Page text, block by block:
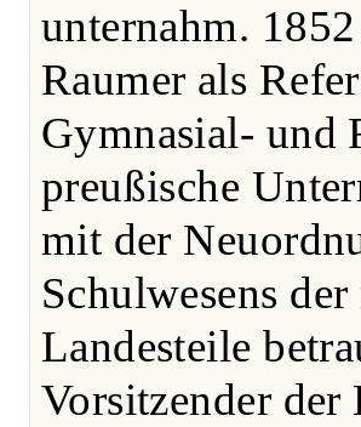
unternahm.
Raumer als
Gymnasial- und
preußische
mit der
Schulwesens
Landesteile
Vorsitzender